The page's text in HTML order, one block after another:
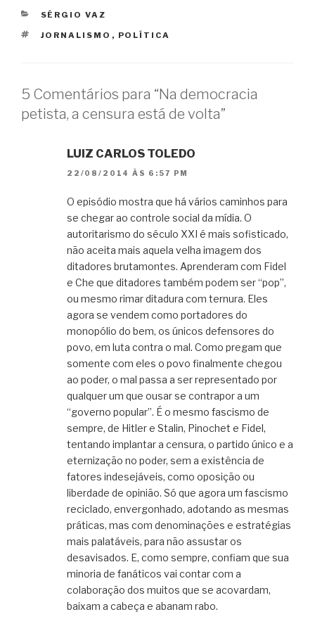
CATEGORIAS
SÉRGIO VAZ
TAGS
JORNALISMO , POLÍTICA
5 Comentários para “Na democracia
petista, a censura está de volta”
LUIZ CARLOS TOLEDO
22/08/2014 ÀS 6:57 PM
O episódio mostra que há vários caminhos para
se chegar ao controle social da mídia. O
autoritarismo do século XXI é mais sofisticado,
não aceita mais aquela velha imagem dos
ditadores brutamontes. Aprenderam com Fidel
e Che que ditadores também podem ser “pop”,
ou mesmo rimar ditadura com ternura. Eles
agora se vendem como portadores do
monopólio do bem, os únicos defensores do
povo, em luta contra o mal. Como pregam que
somente com eles o povo finalmente chegou
ao poder, o mal passa a ser representado por
qualquer um que ousar se contrapor a um
“governo popular”. É o mesmo fascismo de
sempre, de Hitler e Stalin, Pinochet e Fidel,
tentando implantar a censura, o partido único e a
eternização no poder, sem a existência de
fatores indesejáveis, como oposição ou
liberdade de opinião. Só que agora um fascismo
reciclado, envergonhado, adotando as mesmas
práticas, mas com denominações e estratégias
mais palatáveis, para não assustar os
desavisados. E, como sempre, confiam que sua
minoria de fanáticos vai contar com a
colaboração dos muitos que se acovardam,
baixam a cabeça e abanam rabo.